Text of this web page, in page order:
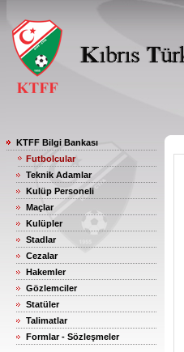
KTFF Bilgi Bankası
Futbolcular
Teknik Adamlar
Kulüp Personeli
Maçlar
Kulüpler
Stadlar
Cezalar
Hakemler
Gözlemciler
Statüler
Talimatlar
Formlar - Sözleşmeler